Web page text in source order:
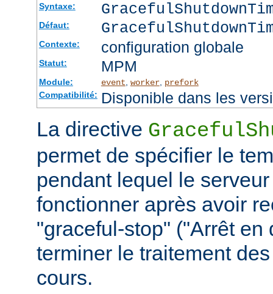
Syntaxe:
Défaut:
Contexte: configuration globale
Statut: MPM
Module: event, worker, prefork
Compatibilité: Disponible dans les
La directive
permet de spécifier le
pendant lequel le
fonctionner après avoir
"graceful-stop" ("Arrêt en
terminer le traitement
cours.